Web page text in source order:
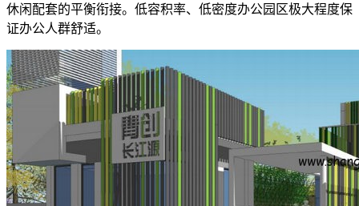
休闲配套的平衡衔接。低容积率、低密度办公园区极大程度保
证办公人群舒适。